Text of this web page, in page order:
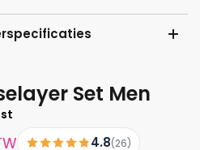
Set Men
4.8(26)